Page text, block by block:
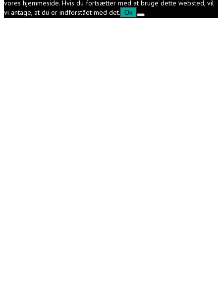
vores hjemmeside. Hvis du fortsætter med at bruge dette websted, vil
vi antage, at du er indforstået med det. Ok